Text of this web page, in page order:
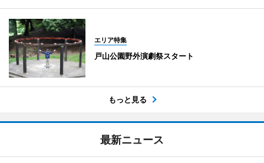
エリア特集
戸山公園野外演劇祭スタート
もっと見る
最新ニュース